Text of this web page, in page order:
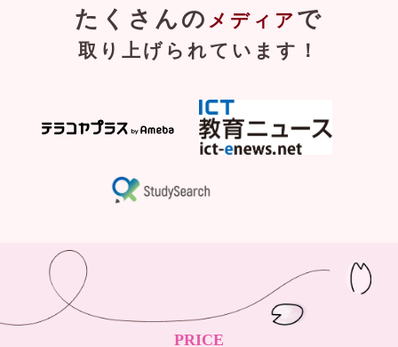
たくさんの メディア で
取り上げられています！
PRICE